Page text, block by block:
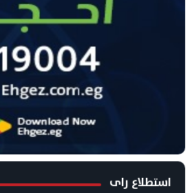
استطلاع راى